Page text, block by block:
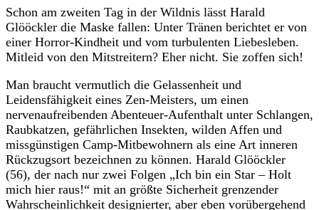
Schon am zweiten Tag in der Wildnis lässt Harald
Glööckler die Maske fallen: Unter Tränen berichtet er von
einer Horror-Kindheit und vom turbulenten Liebesleben.
Mitleid von den Mitstreitern? Eher nicht. Sie zoffen sich!
Man braucht vermutlich die Gelassenheit und
Leidensfähigkeit eines Zen-Meisters, um einen
nervenaufreibenden Abenteuer-Aufenthalt unter Schlangen,
Raubkatzen, gefährlichen Insekten, wilden Affen und
missgünstigen Camp-Mitbewohnern als eine Art inneren
Rückzugsort bezeichnen zu können. Harald Glööckler
(56), der nach nur zwei Folgen „Ich bin ein Star – Holt
mich hier raus!“ mit an größte Sicherheit grenzender
Wahrscheinlichkeit designierter, aber eben vorübergehend